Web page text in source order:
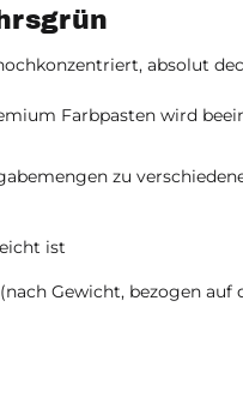
absolut
Farbpasten wird
zu
ist
(nach Gewicht, bezogen